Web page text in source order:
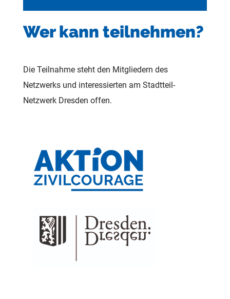
Wer kann teilnehmen?
Die Teilnahme steht den Mitgliedern des
Netzwerks und interessierten am Stadtteil-
Netzwerk Dresden offen.